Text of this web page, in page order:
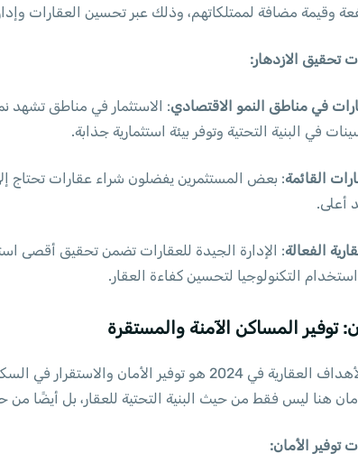
وقيمة مضافة لممتلكاتهم، وذلك عبر تحسين العقارات
تحقيق الازدهار:
في مناطق النمو الاقتصادي: الاستثمار في مناطق تشهد
في البنية التحتية وتوفر بيئة استثمارية جذابة.
القائمة: بعض المستثمرين يفضلون شراء عقارات تحتاج
أعلى.
الفعالة: الإدارة الجيدة للعقارات تضمن تحقيق أقصى
التكنولوجيا لتحسين كفاءة العقار.
من أهم الأهداف العقارية في 2024 هو توفير
هنا ليس فقط من حيث البنية التحتية للعقار، بل أيضًا من
توفير الأمان: